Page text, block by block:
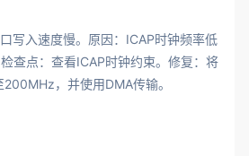
写入速度慢。原因：ICAP时钟频率低
查点：查看ICAP时钟约束。修复：将
，并使用DMA传输。